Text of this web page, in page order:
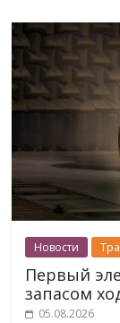
Новости
Первый
запасом
05.08.2026